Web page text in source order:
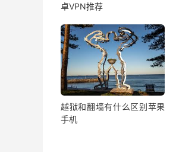
卓VPN推荐
越狱和翻墙有什么区别苹果
手机